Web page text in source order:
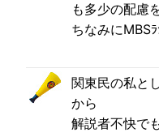
も多少の配慮
ちなみにMBS
関東民の私と
から
解説者不快で